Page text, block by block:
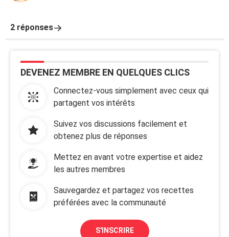
2 réponses
DEVENEZ MEMBRE EN QUELQUES CLICS
Connectez-vous simplement avec ceux qui
partagent vos intérêts
Suivez vos discussions facilement et
obtenez plus de réponses
Mettez en avant votre expertise et aidez
les autres membres
Sauvegardez et partagez vos recettes
préférées avec la communauté
S'INSCRIRE